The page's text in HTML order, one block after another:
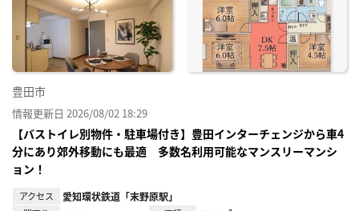
り登
録
豊田市
情報更新日 2026/08/02 18:29
【バストイレ別物件・駐車場付き】豊田インターチェンジから車4
分にあり郊外移動にも最適 多数名利用可能なマンスリーマンシ
ョン！
アクセス 愛知環状鉄道「末野原駅」